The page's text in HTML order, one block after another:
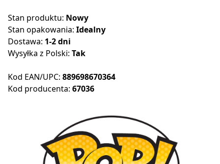
Stan produktu: Nowy
Stan opakowania: Idealny
Dostawa: 1-2 dni
Wysyłka z Polski: Tak
Kod EAN/UPC: 889698670364
Kod producenta: 67036